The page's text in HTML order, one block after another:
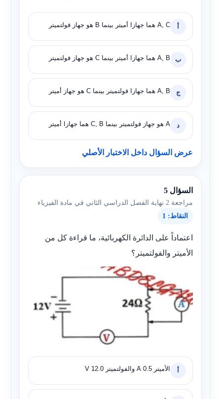
A, C هما جهازا أميتر بينما B هو جهاز فولتميتر
ب A, B هما جهازا أميتر بينما C هو جهاز فولتميتر
ج A, B هما جهازا فولتميتر بينما C هو جهاز أميتر
د A هو جهاز فولتميتر بينما C, B هما جهازا أميتر
عرض السؤال داخل الاختبار الأصلي
السؤال 5
مراجعة 2 نهاية الفصل الدراسي الثاني في مادة الفيزياء
النقاط: 1
اعتماداً على الدائرة الكهربائية، ما قراءة كل من
الأميتر والفولتميتر؟
الأميتر 0.5 A والفولتميتر 12.0 V